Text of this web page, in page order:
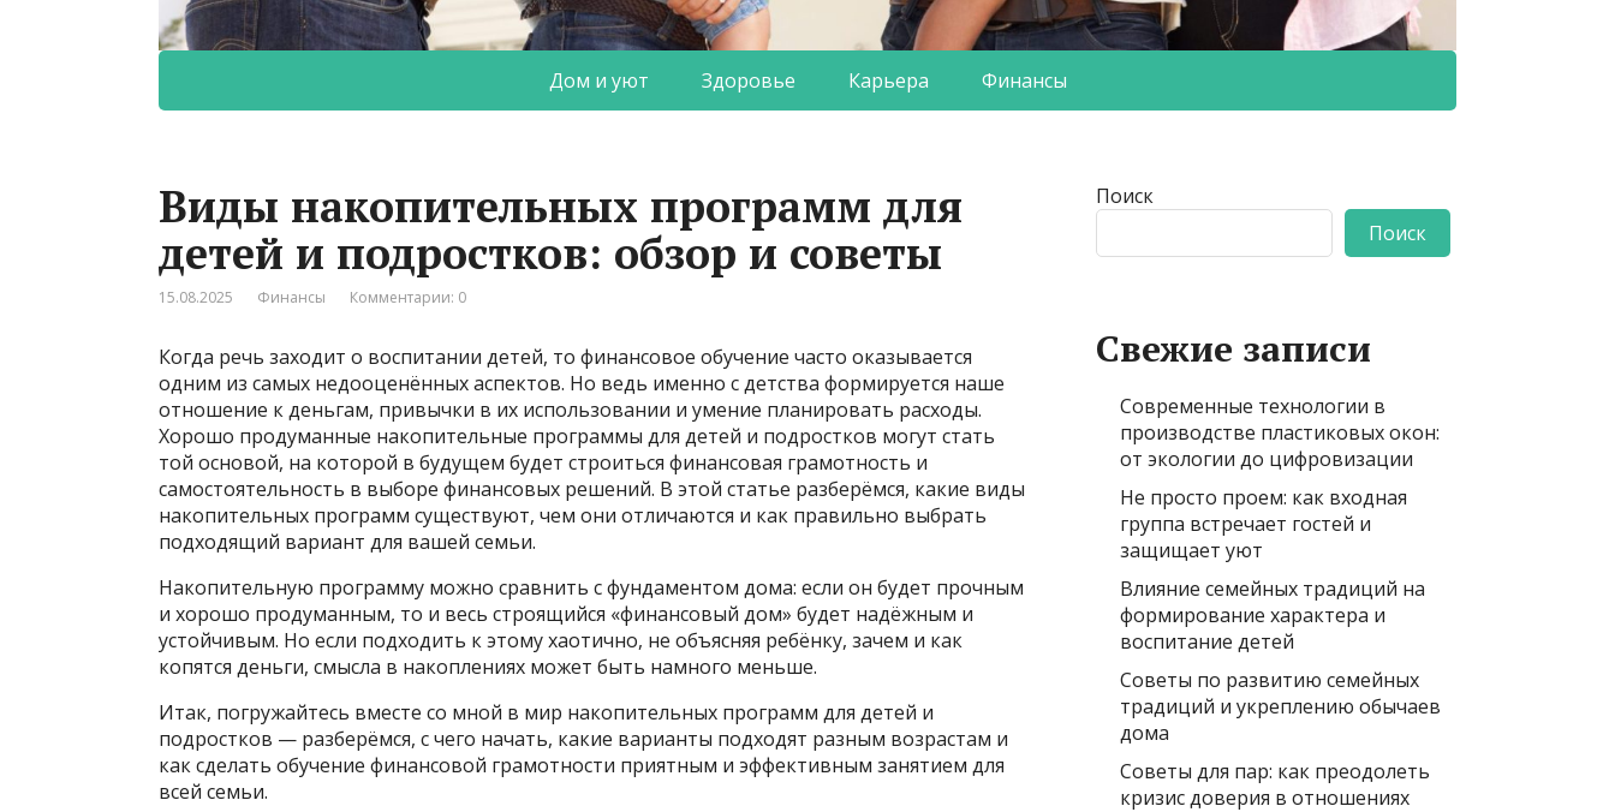
Дом и уют Здоровье Карьера Финансы
Виды накопительных программ для
детей и подростков: обзор и советы
15.08.2025 Финансы Комментарии: 0
Когда речь заходит о воспитании детей, то финансовое обучение часто оказывается
одним из самых недооценённых аспектов. Но ведь именно с детства формируется наше
отношение к деньгам, привычки в их использовании и умение планировать расходы.
Хорошо продуманные накопительные программы для детей и подростков могут стать
той основой, на которой в будущем будет строиться финансовая грамотность и
самостоятельность в выборе финансовых решений. В этой статье разберёмся, какие виды
накопительных программ существуют, чем они отличаются и как правильно выбрать
подходящий вариант для вашей семьи.
Накопительную программу можно сравнить с фундаментом дома: если он будет прочным
и хорошо продуманным, то и весь строящийся «финансовый дом» будет надёжным и
устойчивым. Но если подходить к этому хаотично, не объясняя ребёнку, зачем и как
копятся деньги, смысла в накоплениях может быть намного меньше.
Итак, погружайтесь вместе со мной в мир накопительных программ для детей и
подростков — разберёмся, с чего начать, какие варианты подходят разным возрастам и
как сделать обучение финансовой грамотности приятным и эффективным занятием для
всей семьи.
Поиск
Поиск
Свежие записи
Современные технологии в
производстве пластиковых окон:
от экологии до цифровизации
Не просто проем: как входная
группа встречает гостей и
защищает уют
Влияние семейных традиций на
формирование характера и
воспитание детей
Советы по развитию семейных
традиций и укреплению обычаев
дома
Советы для пар: как преодолеть
кризис доверия в отношениях